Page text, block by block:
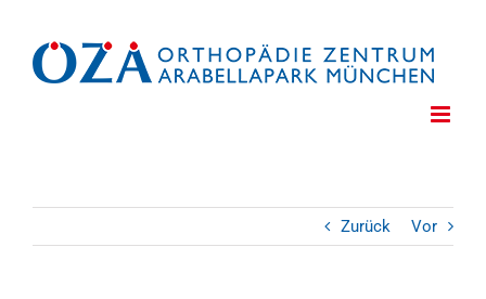
springen
Zurück Vor